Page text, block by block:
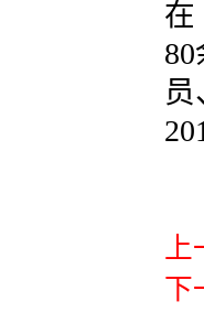
在
上
下